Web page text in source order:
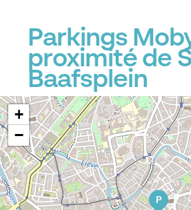
Parkings
proximité de
Baafsplein
P
+
−